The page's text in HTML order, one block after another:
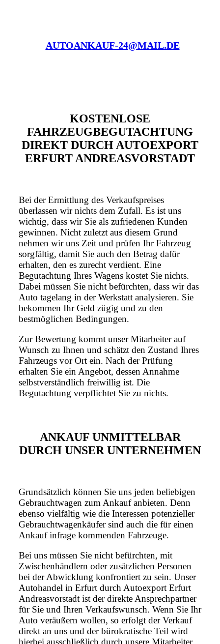
AUTOANKAUF-24@MAIL.DE
KOSTENLOSE
FAHRZEUGBEGUTACHTUNG
DIREKT DURCH AUTOEXPORT
ERFURT ANDREASVORSTADT
Bei der Ermittlung des Verkaufspreises
überlassen wir nichts dem Zufall. Es ist uns
wichtig, dass wir Sie als zufriedenen Kunden
gewinnen. Nicht zuletzt aus diesem Grund
nehmen wir uns Zeit und prüfen Ihr Fahrzeug
sorgfältig, damit Sie auch den Betrag dafür
erhalten, den es zurecht verdient. Eine
Begutachtung Ihres Wagens kostet Sie nichts.
Dabei müssen Sie nicht befürchten, dass wir das
Auto tagelang in der Werkstatt analysieren. Sie
bekommen Ihr Geld zügig und zu den
bestmöglichen Bedingungen.
Zur Bewertung kommt unser Mitarbeiter auf
Wunsch zu Ihnen und schätzt den Zustand Ihres
Fahrzeugs vor Ort ein. Nach der Prüfung
erhalten Sie ein Angebot, dessen Annahme
selbstverständlich freiwillig ist. Die
Begutachtung verpflichtet Sie zu nichts.
ANKAUF UNMITTELBAR
DURCH UNSER UNTERNEHMEN
Grundsätzlich können Sie uns jeden beliebigen
Gebrauchtwagen zum Ankauf anbieten. Denn
ebenso vielfältig wie die Interessen potenzieller
Gebrauchtwagenkäufer sind auch die für einen
Ankauf infrage kommenden Fahrzeuge.
Bei uns müssen Sie nicht befürchten, mit
Zwischenhändlern oder zusätzlichen Personen
bei der Abwicklung konfrontiert zu sein. Unser
Autohandel in Erfurt durch Autoexport Erfurt
Andreasvorstadt ist der direkte Ansprechpartner
für Sie und Ihren Verkaufswunsch. Wenn Sie Ihr
Auto veräußern wollen, so erfolgt der Verkauf
direkt an uns und der bürokratische Teil wird
hierbei ausschließlich durch unsere Mitarbeiter